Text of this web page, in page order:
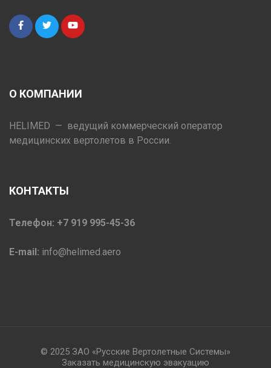
О КОМПАНИИ
HELIMED — ведущий коммерческий оператор
медицинских вертолетов в России.
КОНТАКТЫ
Телефон: +7 919 995-45-36
E-mail: info@helimed.aero
© 2025 ЗАО «Русские Вертолетные Системы»
Заказать медицинскую эвакуацию